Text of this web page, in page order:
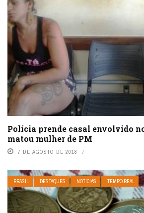
Polícia prende casal envolvido
matou mulher de PM
7 DE AGOSTO DE 2018
BRASIL DESTAQUES NOTÍCIAS TEMPO REAL